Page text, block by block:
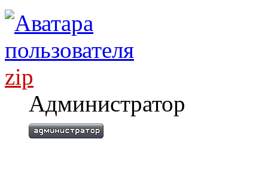
zip
Администратор